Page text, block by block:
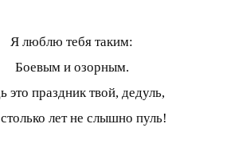
Я люблю тебя таким:
Боевым и озорным.
это праздник твой, дедуль,
лет не слышно пуль!